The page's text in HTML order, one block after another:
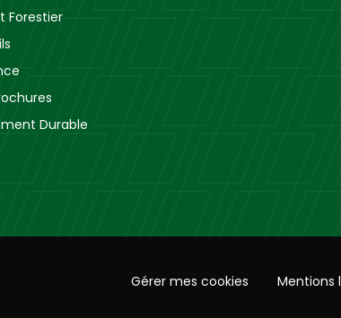
Forestier
Durable
Gérer mes cookies Mentions